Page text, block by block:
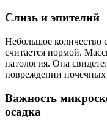
Слизь и эпителий
Небольшое количество
считается нормой.
патология. Она
повреждении почечных
Важность
осадка